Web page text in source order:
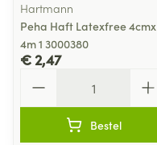
Hartmann
Peha Haft Latexfree 4cmx
4m 1 3000380
€ 2,47
Bestel